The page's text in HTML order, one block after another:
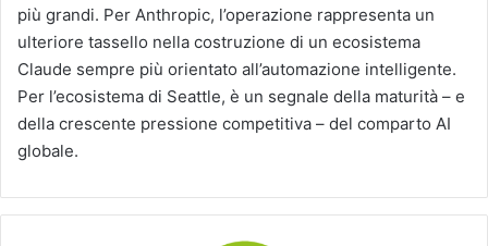
più grandi. Per Anthropic, l’operazione rappresenta un
ulteriore tassello nella costruzione di un ecosistema
Claude sempre più orientato all’automazione intelligente.
Per l’ecosistema di Seattle, è un segnale della maturità – e
della crescente pressione competitiva – del comparto AI
globale.